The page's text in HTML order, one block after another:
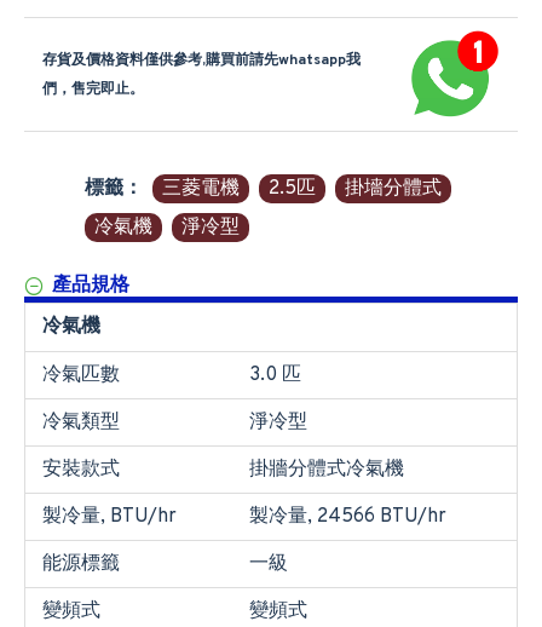
存貨及價格資料僅供參考,購買前請先whatsapp我
們，售完即止。
標籤： 三菱電機 2.5匹
掛墻分體式
冷氣機
淨冷型
產品規格
冷氣機
冷氣匹數
3.0 匹
冷氣類型
淨冷型
安裝款式
掛牆分體式冷氣機
製冷量, BTU/hr
製冷量, 24566 BTU/hr
能源標籤
一級
變頻式
變頻式